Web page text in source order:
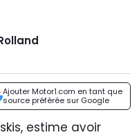
Ajouter Motor1.com en tant que
source préférée sur Google
estime avoir